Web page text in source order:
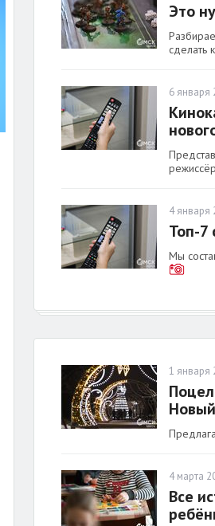
Это
сделать
6 января
4 января
Топ-7
Мы
1 января
4 марта
Все